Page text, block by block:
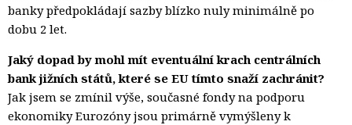
banky předpokládají sazby blízko nuly minimálně po
dobu 2 let.
Jaký dopad by mohl mít eventuální krach centrálních
bank jižních států, které se EU tímto snaží zachránit?
Jak jsem se zmínil výše, současné fondy na podporu
ekonomiky Eurozóny jsou primárně vymýšleny k